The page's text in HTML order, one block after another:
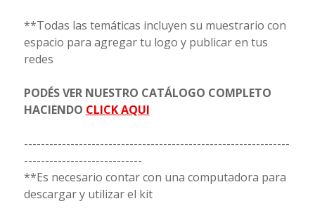
**Todas las temáticas incluyen su muestrario con
espacio para agregar tu logo y publicar en tus
redes
PODÉS VER NUESTRO CATÁLOGO COMPLETO
HACIENDO CLICK AQUI
---------------------------------------------------------------
----------------------------
**Es necesario contar con una computadora para
descargar y utilizar el kit